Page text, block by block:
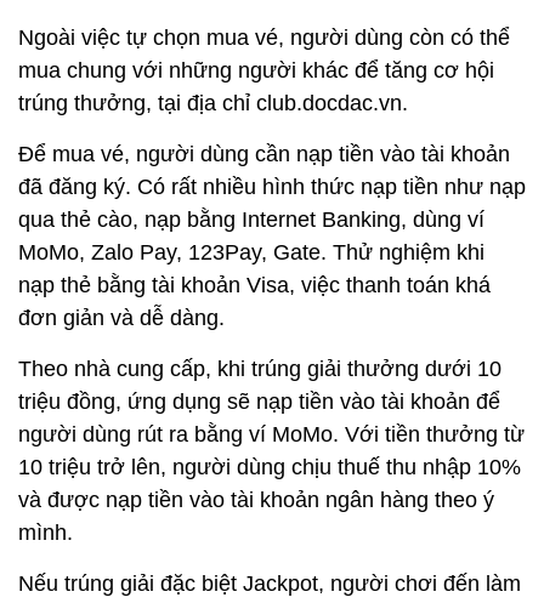
Ngoài việc tự chọn mua vé, người dùng còn có thể
mua chung với những người khác để tăng cơ hội
trúng thưởng, tại địa chỉ club.docdac.vn.
Để mua vé, người dùng cần nạp tiền vào tài khoản
đã đăng ký. Có rất nhiều hình thức nạp tiền như nạp
qua thẻ cào, nạp bằng Internet Banking, dùng ví
MoMo, Zalo Pay, 123Pay, Gate. Thử nghiệm khi
nạp thẻ bằng tài khoản Visa, việc thanh toán khá
đơn giản và dễ dàng.
Theo nhà cung cấp, khi trúng giải thưởng dưới 10
triệu đồng, ứng dụng sẽ nạp tiền vào tài khoản để
người dùng rút ra bằng ví MoMo. Với tiền thưởng từ
10 triệu trở lên, người dùng chịu thuế thu nhập 10%
và được nạp tiền vào tài khoản ngân hàng theo ý
mình.
Nếu trúng giải đặc biệt Jackpot, người chơi đến làm